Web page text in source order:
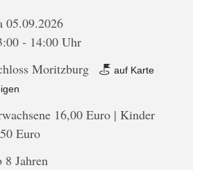
05.09.2026
- 14:00 Uhr
Moritzburg
auf Karte
16,00 Euro | Kinder
Euro
8 Jahren